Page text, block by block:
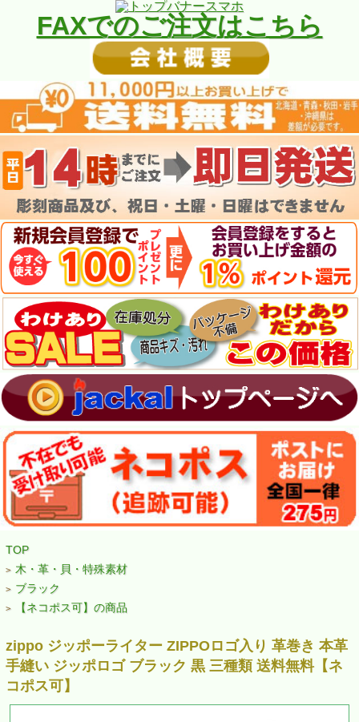
FAXでのご注文はこちら
TOP
> 木・革・貝・特殊素材
> ブラック
> 【ネコポス可】の商品
zippo ジッポーライター ZIPPOロゴ入り 革巻き 本革
手縫い ジッポロゴ ブラック 黒 三種類 送料無料【ネ
コポス可】